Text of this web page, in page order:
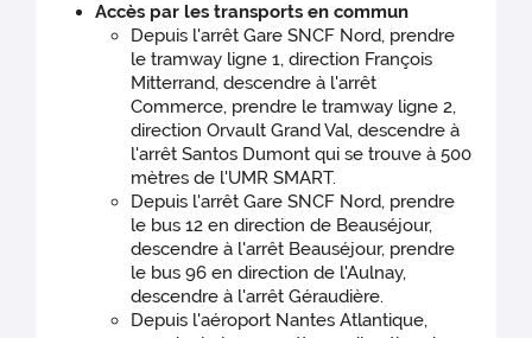
Accès par les transports en commun
Depuis l'arrêt Gare SNCF Nord, prendre
le tramway ligne 1, direction François
Mitterrand, descendre à l'arrêt
Commerce, prendre le tramway ligne 2,
direction Orvault Grand Val, descendre à
l'arrêt Santos Dumont qui se trouve à 500
mètres de l'UMR SMART.
Depuis l'arrêt Gare SNCF Nord, prendre
le bus 12 en direction de Beauséjour,
descendre à l'arrêt Beauséjour, prendre
le bus 96 en direction de l'Aulnay,
descendre à l'arrêt Géraudière.
Depuis l'aéroport Nantes Atlantique,